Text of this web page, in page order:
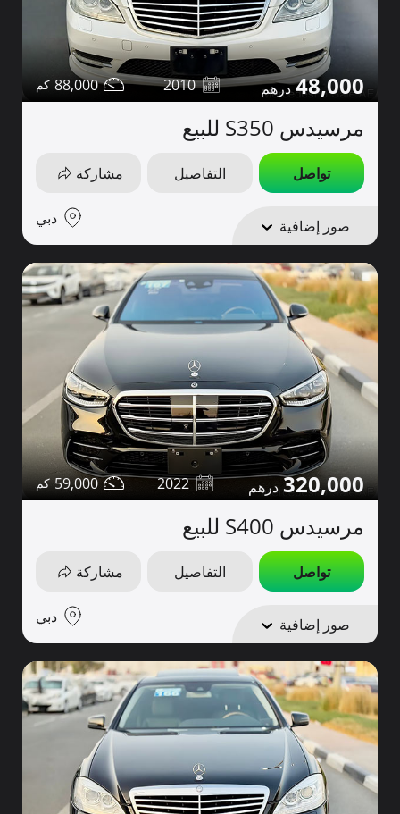
48,000
2010
88,000
مرسيدس S350 للبيع
تواصل التفاصيل مشاركة
صور إضافية دبي
320,000
2022
59,000
مرسيدس S400 للبيع
تواصل التفاصيل مشاركة
صور إضافية دبي